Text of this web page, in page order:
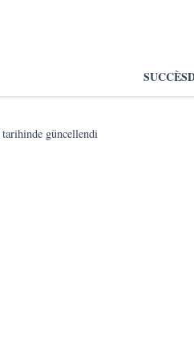
SUCCÈS
tarihinde güncellendi